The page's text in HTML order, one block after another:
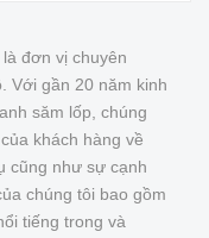
đơn vị chuyên
Với gần 20 năm kinh
săm lốp, chúng
khách hàng về
cũng như sự cạnh
chúng tôi bao gồm
tiếng trong và